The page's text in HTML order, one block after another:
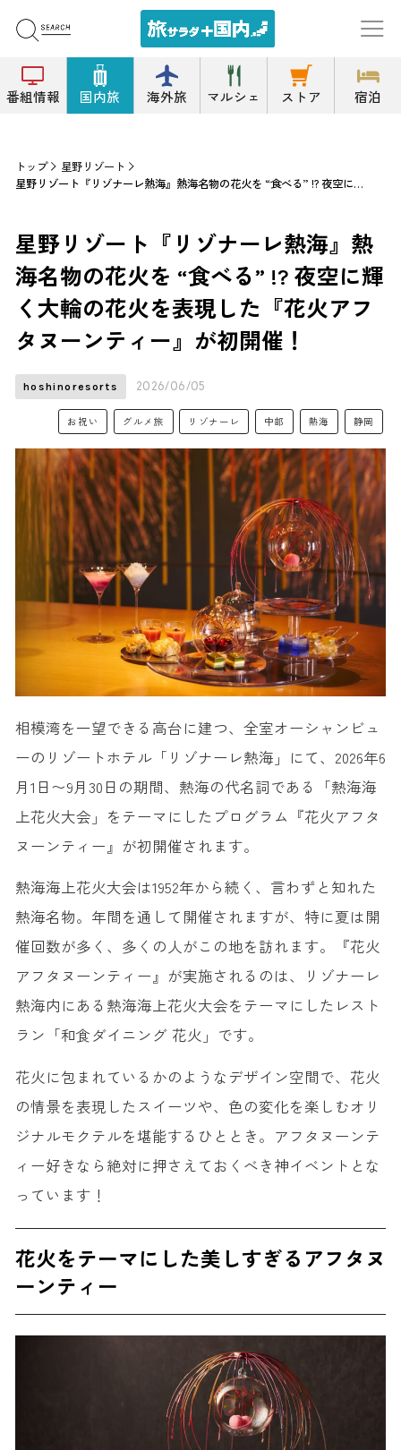
番組情報 国内旅 海外旅 マルシェ ストア 宿泊
トップ
星野リゾート
星野リゾート『リゾナーレ熱海』熱海名物の花火を “食べる” !? 夜空に輝く大輪の花火を表現した『花火アフタヌーンティー』が初開催！
星野リゾート『リゾナーレ熱海』熱
海名物の花火を “食べる” !? 夜空に輝
く大輪の花火を表現した『花火アフ
タヌーンティー』が初開催！
hoshinoresorts 2026/06/05
お祝い グルメ旅 リゾナーレ 中部 熱海 静岡
相模湾を一望できる高台に建つ、全室オーシャンビュ
ーのリゾートホテル「リゾナーレ熱海」にて、2026年6
月1日〜9月30日の期間、熱海の代名詞である「熱海海
上花火大会」をテーマにしたプログラム『花火アフタ
ヌーンティー』が初開催されます。
熱海海上花火大会は1952年から続く、言わずと知れた
熱海名物。年間を通して開催されますが、特に夏は開
催回数が多く、多くの人がこの地を訪れます。『花火
アフタヌーンティー』が実施されるのは、リゾナーレ
熱海内にある熱海海上花火大会をテーマにしたレスト
ラン「和食ダイニング 花火」です。
花火に包まれているかのようなデザイン空間で、花火
の情景を表現したスイーツや、色の変化を楽しむオリ
ジナルモクテルを堪能するひととき。アフタヌーンテ
ィー好きなら絶対に押さえておくべき神イベントとな
っています！
花火をテーマにした美しすぎるアフタヌ
ーンティー